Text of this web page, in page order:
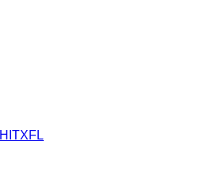
HI TXFL